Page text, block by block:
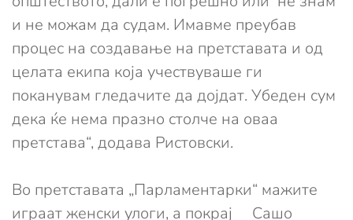
и не можам да судам. Имавме преубав
процес на создавање на претставата и од
целата екипа која учествуваше ги
поканувам гледачите да дојдат. Убеден сум
дека ќе нема празно столче на оваа
претстава“, додава Ристовски.
Во претставата „Парламентарки“ мажите
играат женски улоги, а покрај Сашо